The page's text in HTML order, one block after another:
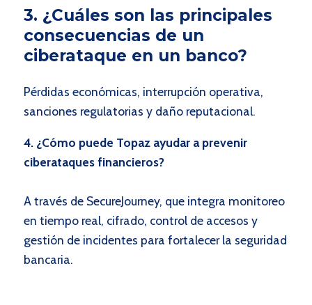
3. ¿Cuáles son las principales
consecuencias de un
ciberataque en un banco?
Pérdidas económicas, interrupción operativa,
sanciones regulatorias y daño reputacional.
4. ¿Cómo puede Topaz ayudar a prevenir
ciberataques financieros?
A través de SecureJourney, que integra monitoreo
en tiempo real, cifrado, control de accesos y
gestión de incidentes para fortalecer la seguridad
bancaria.